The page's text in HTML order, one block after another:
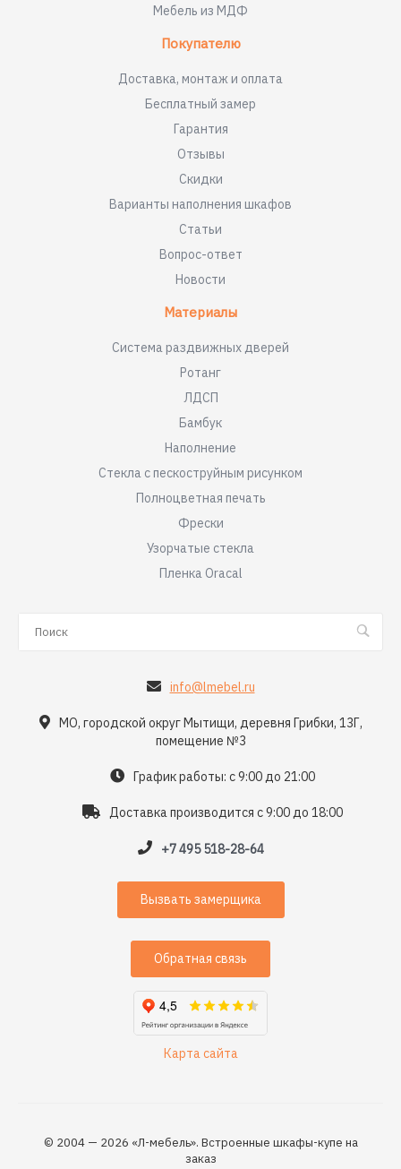
Мебель из МДФ
Покупателю
Доставка, монтаж и оплата
Бесплатный замер
Гарантия
Отзывы
Скидки
Варианты наполнения шкафов
Статьи
Вопрос-ответ
Новости
Материалы
Система раздвижных дверей
Ротанг
ЛДСП
Бамбук
Наполнение
Стекла с пескоструйным рисунком
Полноцветная печать
Фрески
Узорчатые стекла
Пленка Oracal
info@lmebel.ru
МО, городской округ Мытищи, деревня Грибки, 13Г,
помещение №3
График работы: с 9:00 до 21:00
Доставка производится с 9:00 до 18:00
+7 495 518-28-64
Вызвать замерщика
Обратная связь
Карта сайта
© 2004 — 2026 «Л-мебель». Встроенные шкафы-купе на
заказ